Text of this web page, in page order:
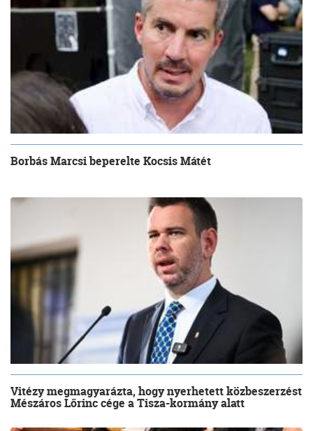
Borbás Marcsi beperelte Kocsis Mátét
Vitézy megmagyarázta, hogy nyerhetett közbeszerzést
Mészáros Lőrinc cége a Tisza-kormány alatt